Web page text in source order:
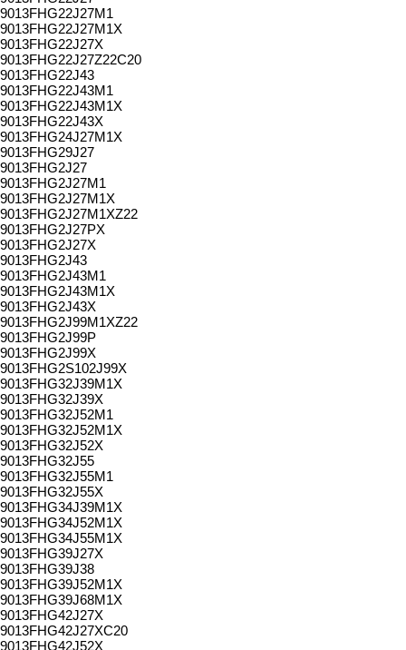
9013FHG22J27M1
9013FHG22J27M1X
9013FHG22J27X
9013FHG22J27Z22C20
9013FHG22J43
9013FHG22J43M1
9013FHG22J43M1X
9013FHG22J43X
9013FHG24J27M1X
9013FHG29J27
9013FHG2J27
9013FHG2J27M1
9013FHG2J27M1X
9013FHG2J27M1XZ22
9013FHG2J27PX
9013FHG2J27X
9013FHG2J43
9013FHG2J43M1
9013FHG2J43M1X
9013FHG2J43X
9013FHG2J99M1XZ22
9013FHG2J99P
9013FHG2J99X
9013FHG2S102J99X
9013FHG32J39M1X
9013FHG32J39X
9013FHG32J52M1
9013FHG32J52M1X
9013FHG32J52X
9013FHG32J55
9013FHG32J55M1
9013FHG32J55X
9013FHG34J39M1X
9013FHG34J52M1X
9013FHG34J55M1X
9013FHG39J27X
9013FHG39J38
9013FHG39J52M1X
9013FHG39J68M1X
9013FHG42J27X
9013FHG42J27XC20
9013FHG42J52X